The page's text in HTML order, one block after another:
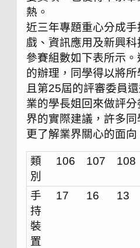
熱。
近三年專題重心分成
戲、資訊應用及新興科
參賽組數如下表所示
的辦理，同學得以將
且第25屆的評審委員
業的學長姐回來做評
界的實際建議，許多同
更了解業界關心的面向
類
別
106 107 108
手
持
裝
置
17 16 13